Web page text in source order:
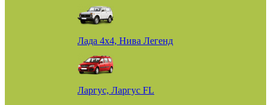
Лада 4х4, Нива Легенд
Ларгус, Ларгус FL